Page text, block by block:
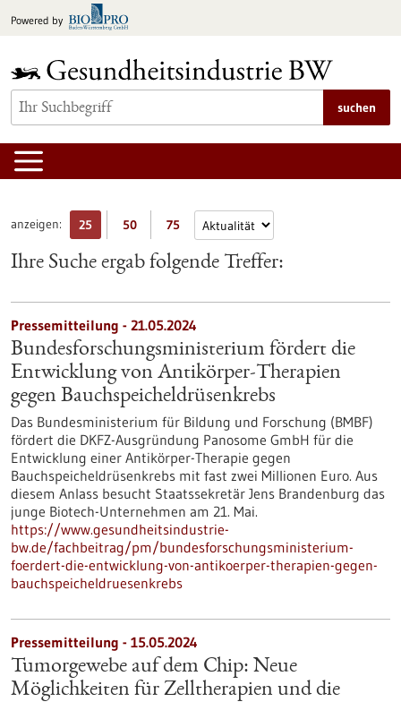
Inhalt
Powered by
suchen
anzeigen: 25 50 75
Ihre Suche ergab folgende Treffer:
Pressemitteilung - 21.05.2024
Bundesforschungsministerium fördert die
Entwicklung von Antikörper-Therapien
gegen Bauchspeicheldrüsenkrebs
Das Bundesministerium für Bildung und Forschung (BMBF)
fördert die DKFZ-Ausgründung Panosome GmbH für die
Entwicklung einer Antikörper-Therapie gegen
Bauchspeicheldrüsenkrebs mit fast zwei Millionen Euro. Aus
diesem Anlass besucht Staatssekretär Jens Brandenburg das
junge Biotech-Unternehmen am 21. Mai.
https://www.gesundheitsindustrie-
bw.de/fachbeitrag/pm/bundesforschungsministerium-
foerdert-die-entwicklung-von-antikoerper-therapien-gegen-
bauchspeicheldruesenkrebs
Pressemitteilung - 15.05.2024
Tumorgewebe auf dem Chip: Neue
Möglichkeiten für Zelltherapien und die